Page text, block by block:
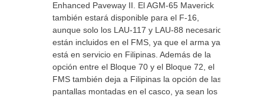
Enhanced Paveway II. El AGM-65 Maverick
también estará disponible para el F-16,
aunque solo los LAU-117 y LAU-88 necesarios
están incluidos en el FMS, ya que el arma ya
está en servicio en Filipinas. Además de la
opción entre el Bloque 70 y el Bloque 72, el
FMS también deja a Filipinas la opción de las
pantallas montadas en el casco, ya sean los